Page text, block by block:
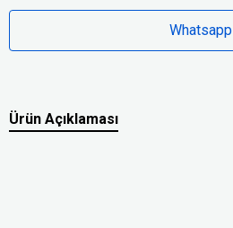
Whatsapp
Ürün Açıklaması